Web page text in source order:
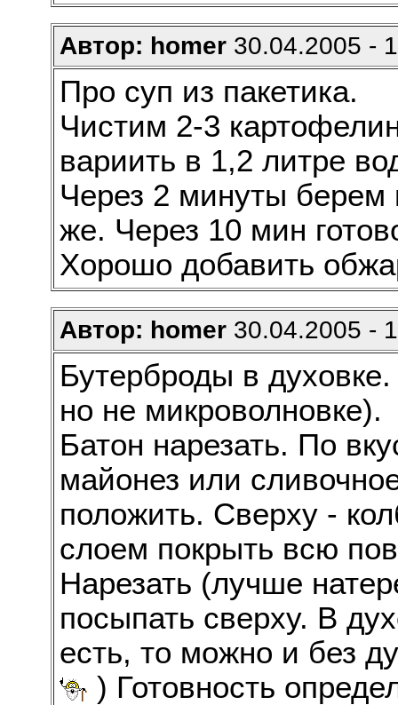
Автор: homer30.04.2005 -
Про суп из пакетика.
Чистим 2-3
вариить в 1,2 литре
Через 2 минуты берем
же. Через 10 мин
Хорошо добавить
Автор: homer30.04.2005 -
Бутерброды в
но не микроволновке).
Батон нарезать. По
майонез или
положить. Сверху -
слоем покрыть всю
Нарезать (лучше
посыпать сверху. В
есть, то можно и без
) Готовность